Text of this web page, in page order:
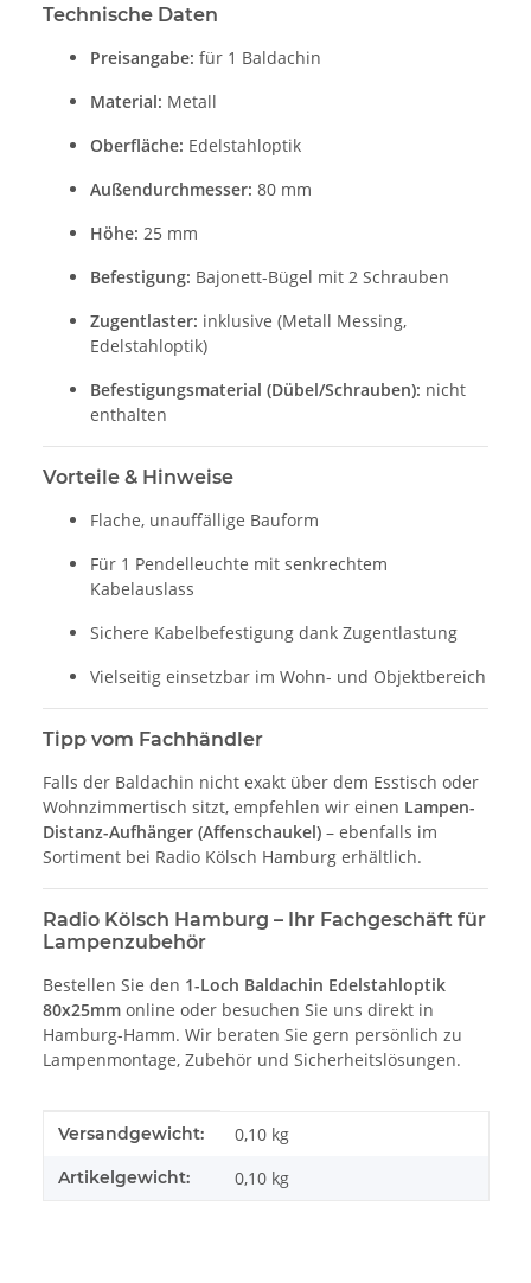
Technische Daten
Preisangabe: für 1 Baldachin
Material: Metall
Oberfläche: Edelstahloptik
Außendurchmesser: 80 mm
Höhe: 25 mm
Befestigung: Bajonett-Bügel mit 2 Schrauben
Zugentlaster: inklusive (Metall Messing,
Edelstahloptik)
Befestigungsmaterial (Dübel/Schrauben): nicht
enthalten
Vorteile & Hinweise
Flache, unauffällige Bauform
Für 1 Pendelleuchte mit senkrechtem
Kabelauslass
Sichere Kabelbefestigung dank Zugentlastung
Vielseitig einsetzbar im Wohn- und Objektbereich
Tipp vom Fachhändler
Falls der Baldachin nicht exakt über dem Esstisch oder
Wohnzimmertisch sitzt, empfehlen wir einen Lampen-
Distanz-Aufhänger (Affenschaukel) – ebenfalls im
Sortiment bei Radio Kölsch Hamburg erhältlich.
Radio Kölsch Hamburg – Ihr Fachgeschäft für
Lampenzubehör
Bestellen Sie den 1-Loch Baldachin Edelstahloptik
80x25mm online oder besuchen Sie uns direkt in
Hamburg-Hamm. Wir beraten Sie gern persönlich zu
Lampenmontage, Zubehör und Sicherheitslösungen.
Produkteigenschaft
Wert
Versandgewicht: 0,10 kg
Artikelgewicht: 0,10 kg